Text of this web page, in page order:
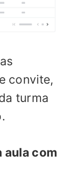
convite,
turma
aula com